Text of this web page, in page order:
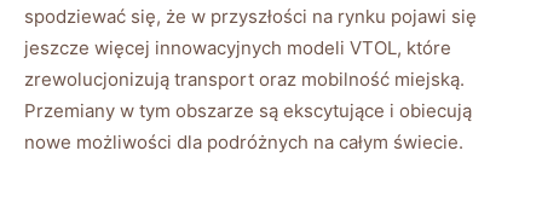
spodziewać ⁢się, że w przyszłości na rynku⁤ pojawi się
⁣jeszcze więcej ‌innowacyjnych modeli VTOL, które
‌zrewolucjonizują ⁣transport oraz mobilność miejską.​
Przemiany ⁤w tym obszarze są ekscytujące i obiecują
nowe możliwości⁢ dla podróżnych na całym świecie.